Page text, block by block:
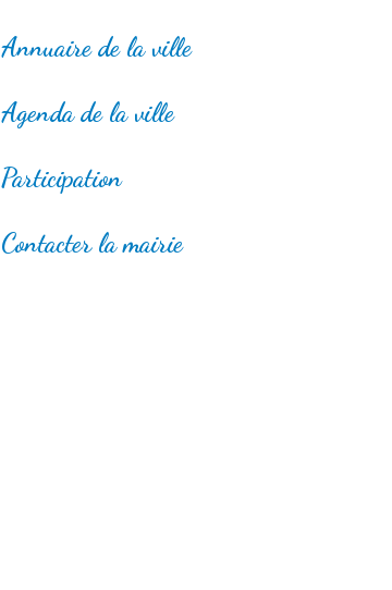
Annuaire de la ville
Agenda de la ville
Participation
Contacter la mairie